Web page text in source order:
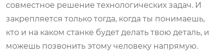
совместное решение технологических задач. И
закрепляется только тогда, когда ты понимаешь,
кто и на каком станке будет делать твою деталь, и
можешь позвонить этому человеку напрямую.